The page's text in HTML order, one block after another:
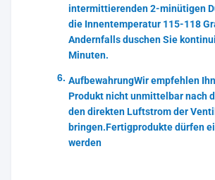
intermittierenden 2-minütigen
die Innentemperatur 115-118
Andernfalls duschen Sie
Minuten.
AufbewahrungWir empfehlen
Produkt nicht unmittelbar nach
den direkten Luftstrom der
bringen.Fertigprodukte dürfen
werden